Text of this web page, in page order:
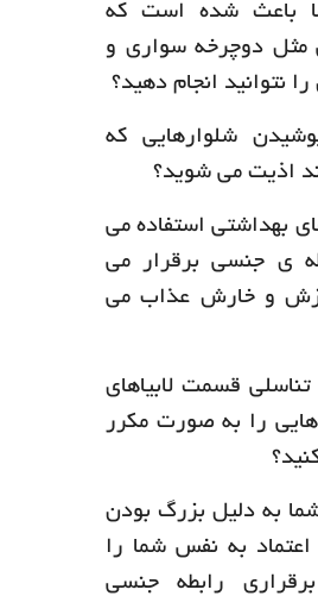
باعث شده است که
دوچرخه سواری و
نتوانید انجام دهید؟
شلوارهایی که
اذیت می شوید؟
بهداشتی استفاده می
ی جنسی برقرار می
و خارش عذاب می
تناسلی قسمت لابیاهای
را به صورت مکرر
شما به دلیل بزرگ بودن
به نفس شما را
رابطه جنسی